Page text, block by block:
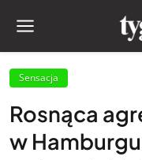
Sensacja
Rosnąca
w